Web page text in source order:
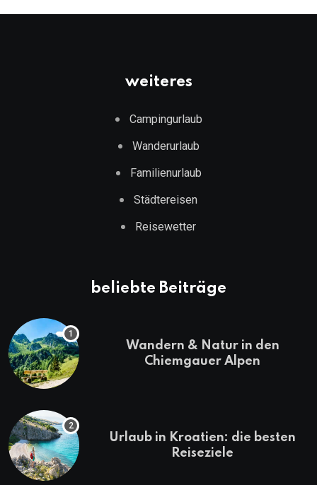
weiteres
Campingurlaub
Wanderurlaub
Familienurlaub
Städtereisen
Reisewetter
beliebte Beiträge
Wandern & Natur in den
Chiemgauer Alpen
Urlaub in Kroatien: die besten
Reiseziele